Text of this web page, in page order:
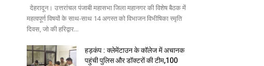
देहरादून। उत्तरांचल पंजाबी महासभा जिला महानगर की विशेष बैठक में
महत्वपूर्ण विषयों के साथ-साथ 14 अगस्त को विभाजन विभीषिका स्मृति
दिवस, जो की हरिद्वार...
हड़कंप : क्लेमेंटाउन के कॉलेज में अचानक
पहुंची पुलिस और डॉक्टरों की टीम,100